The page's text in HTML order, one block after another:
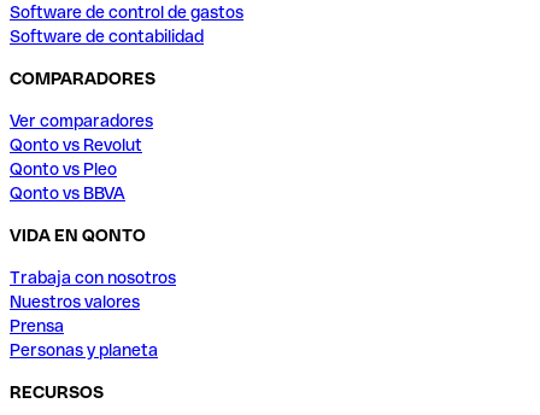
Software de control de gastos
Software de contabilidad
COMPARADORES
Ver comparadores
Qonto vs Revolut
Qonto vs Pleo
Qonto vs BBVA
VIDA EN QONTO
Trabaja con nosotros
Nuestros valores
Prensa
Personas y planeta
RECURSOS